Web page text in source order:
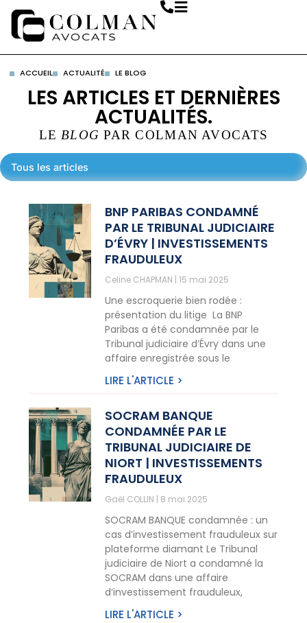
ACCUEIL ACTUALITÉ LE BLOG
LES ARTICLES ET DERNIÈRES
ACTUALITÉS.
LE BLOGPAR COLMAN AVOCATS
Tous les articles
BNP PARIBAS CONDAMNÉ
PAR LE TRIBUNAL JUDICIAIRE
D’ÉVRY | INVESTISSEMENTS
FRAUDULEUX
Celine CHAPMAN 15 mai 2025
Une escroquerie bien rodée :
présentation du litige La BNP
Paribas a été condamnée par le
Tribunal judiciaire d’Évry dans une
affaire enregistrée sous le
LIRE L'ARTICLE >
SOCRAM BANQUE
CONDAMNÉE PAR LE
TRIBUNAL JUDICIAIRE DE
NIORT | INVESTISSEMENTS
FRAUDULEUX
Gaël COLLIN 8 mai 2025
SOCRAM BANQUE condamnée : un
cas d’investissement frauduleux sur
plateforme diamant Le Tribunal
judiciaire de Niort a condamné la
SOCRAM dans une affaire
d’investissement frauduleux,
LIRE L'ARTICLE >